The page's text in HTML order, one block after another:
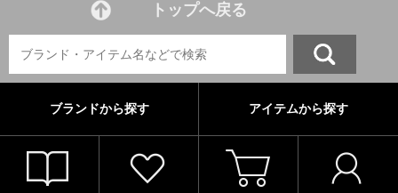
トップへ戻る
ブランドから探す アイテムから探す